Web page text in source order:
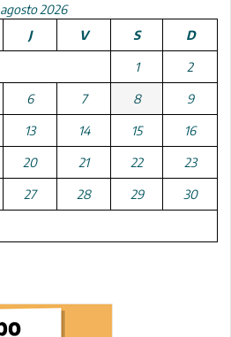
agosto 2026
J V S D
1 2
6 7 8 9
13 14 15 16
20 21 22 23
27 28 29 30